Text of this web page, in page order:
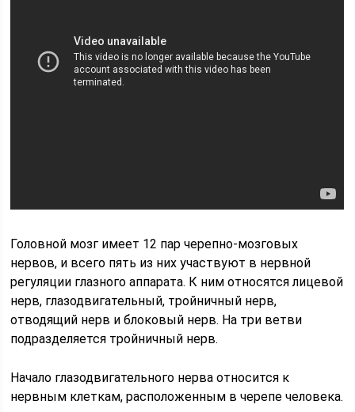
Головной мозг имеет 12 пар черепно-мозговых
нервов, и всего пять из них участвуют в нервной
регуляции глазного аппарата. К ним относятся лицевой
нерв, глазодвигательный, тройничный нерв,
отводящий нерв и блоковый нерв. На три ветви
подразделяется тройничный нерв.
Начало глазодвигательного нерва относится к
нервным клеткам, расположенным в черепе человека.